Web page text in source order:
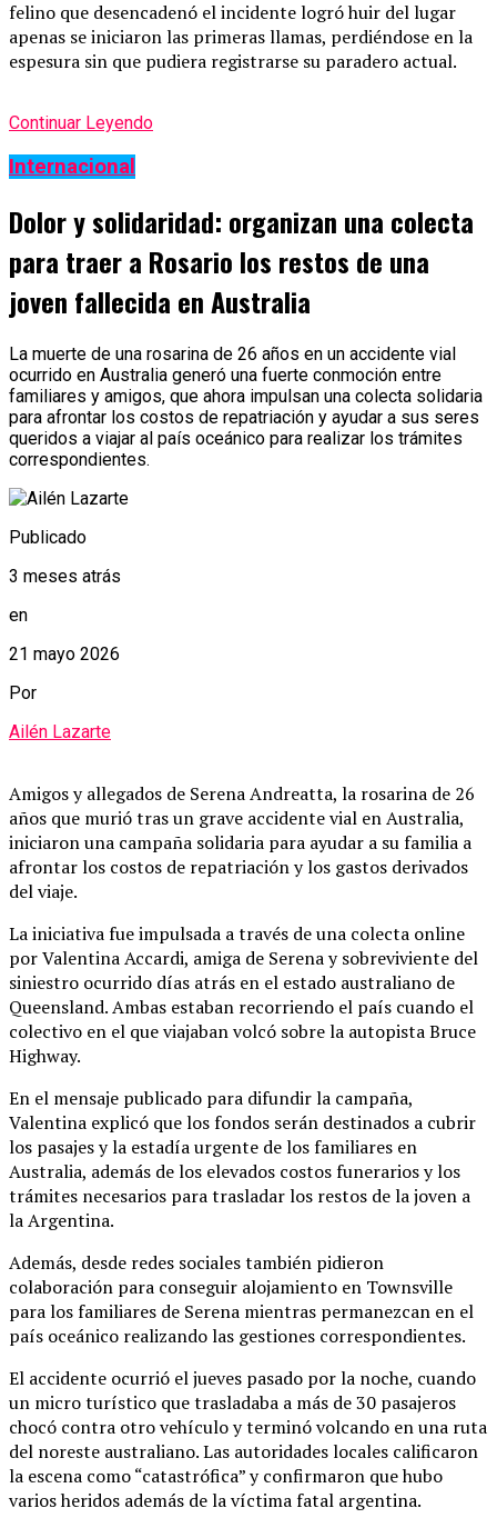
felino que desencadenó el incidente logró huir del lugar
apenas se iniciaron las primeras llamas, perdiéndose en la
espesura sin que pudiera registrarse su paradero actual.
Continuar Leyendo
Internacional
Dolor y solidaridad: organizan una colecta
para traer a Rosario los restos de una
joven fallecida en Australia
La muerte de una rosarina de 26 años en un accidente vial
ocurrido en Australia generó una fuerte conmoción entre
familiares y amigos, que ahora impulsan una colecta solidaria
para afrontar los costos de repatriación y ayudar a sus seres
queridos a viajar al país oceánico para realizar los trámites
correspondientes.
Publicado
3 meses atrás
en
21 mayo 2026
Por
Ailén Lazarte
Amigos y allegados de Serena Andreatta, la rosarina de 26
años que murió tras un grave accidente vial en Australia,
iniciaron una campaña solidaria para ayudar a su familia a
afrontar los costos de repatriación y los gastos derivados
del viaje.
La iniciativa fue impulsada a través de una colecta online
por Valentina Accardi, amiga de Serena y sobreviviente del
siniestro ocurrido días atrás en el estado australiano de
Queensland. Ambas estaban recorriendo el país cuando el
colectivo en el que viajaban volcó sobre la autopista Bruce
Highway.
En el mensaje publicado para difundir la campaña,
Valentina explicó que los fondos serán destinados a cubrir
los pasajes y la estadía urgente de los familiares en
Australia, además de los elevados costos funerarios y los
trámites necesarios para trasladar los restos de la joven a
la Argentina.
Además, desde redes sociales también pidieron
colaboración para conseguir alojamiento en Townsville
para los familiares de Serena mientras permanezcan en el
país oceánico realizando las gestiones correspondientes.
El accidente ocurrió el jueves pasado por la noche, cuando
un micro turístico que trasladaba a más de 30 pasajeros
chocó contra otro vehículo y terminó volcando en una ruta
del noreste australiano. Las autoridades locales calificaron
la escena como “catastrófica” y confirmaron que hubo
varios heridos además de la víctima fatal argentina.